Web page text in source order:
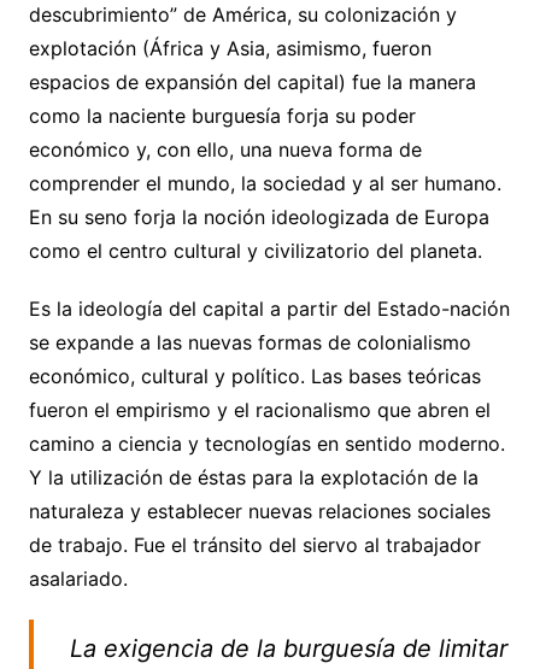
descubrimiento” de América, su colonización y
explotación (África y Asia, asimismo, fueron
espacios de expansión del capital) fue la manera
como la naciente burguesía forja su poder
económico y, con ello, una nueva forma de
comprender el mundo, la sociedad y al ser humano.
En su seno forja la noción ideologizada de Europa
como el centro cultural y civilizatorio del planeta.
Es la ideología del capital a partir del Estado-nación
se expande a las nuevas formas de colonialismo
económico, cultural y político. Las bases teóricas
fueron el empirismo y el racionalismo que abren el
camino a ciencia y tecnologías en sentido moderno.
Y la utilización de éstas para la explotación de la
naturaleza y establecer nuevas relaciones sociales
de trabajo. Fue el tránsito del siervo al trabajador
asalariado.
La exigencia de la burguesía de limitar